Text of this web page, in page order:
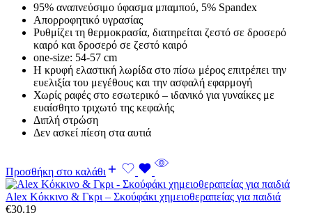
95% αναπνεύσιμο ύφασμα μπαμπού, 5% Spandex
Απορροφητικό υγρασίας
Ρυθμίζει τη θερμοκρασία, διατηρείται ζεστό σε δροσερό
καιρό και δροσερό σε ζεστό καιρό
one-size: 54-57 cm
Η κρυφή ελαστική λωρίδα στο πίσω μέρος επιτρέπει την
ευελιξία του μεγέθους και την ασφαλή εφαρμογή
Χωρίς ραφές στο εσωτερικό – ιδανικό για γυναίκες με
ευαίσθητο τριχωτό της κεφαλής
Διπλή στρώση
Δεν ασκεί πίεση στα αυτιά
Προσθήκη στο καλάθι
Alex Κόκκινο & Γκρι – Σκούφάκι χημειοθεραπείας για παιδιά
€30.19